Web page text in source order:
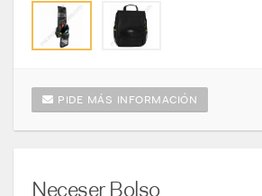
PIDE MÁS INFORMACIÓN
Neceser Bolso